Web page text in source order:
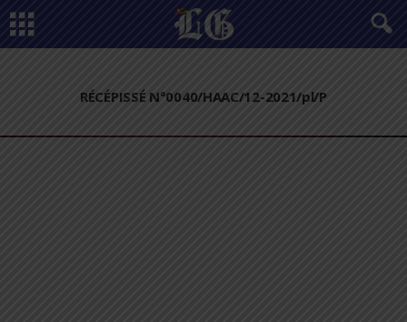
RÉCÉPISSÉ N°0040/HAAC/12-2021/pl/P